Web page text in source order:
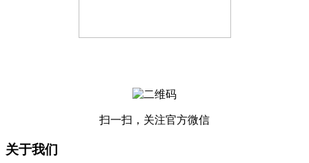
扫一扫，关注官方微信
关于我们